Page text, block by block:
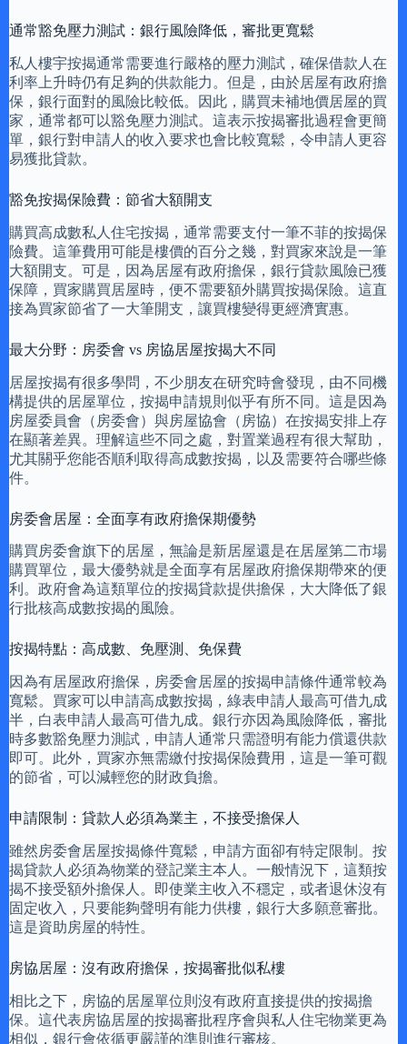
通常豁免壓力測試：銀行風險降低，審批更寬鬆
私人樓宇按揭通常需要進行嚴格的壓力測試，確保借款人在
利率上升時仍有足夠的供款能力。但是，由於居屋有政府擔
保，銀行面對的風險比較低。因此，購買未補地價居屋的買
家，通常都可以豁免壓力測試。這表示按揭審批過程會更簡
單，銀行對申請人的收入要求也會比較寬鬆，令申請人更容
易獲批貸款。
豁免按揭保險費：節省大額開支
購買高成數私人住宅按揭，通常需要支付一筆不菲的按揭保
險費。這筆費用可能是樓價的百分之幾，對買家來說是一筆
大額開支。可是，因為居屋有政府擔保，銀行貸款風險已獲
保障，買家購買居屋時，便不需要額外購買按揭保險。這直
接為買家節省了一大筆開支，讓買樓變得更經濟實惠。
最大分野：房委會 vs 房協居屋按揭大不同
居屋按揭有很多學問，不少朋友在研究時會發現，由不同機
構提供的居屋單位，按揭申請規則似乎有所不同。這是因為
房屋委員會（房委會）與房屋協會（房協）在按揭安排上存
在顯著差異。理解這些不同之處，對置業過程有很大幫助，
尤其關乎您能否順利取得高成數按揭，以及需要符合哪些條
件。
房委會居屋：全面享有政府擔保期優勢
購買房委會旗下的居屋，無論是新居屋還是在居屋第二市場
購買單位，最大優勢就是全面享有居屋政府擔保期帶來的便
利。政府會為這類單位的按揭貸款提供擔保，大大降低了銀
行批核高成數按揭的風險。
按揭特點：高成數、免壓測、免保費
因為有居屋政府擔保，房委會居屋的按揭申請條件通常較為
寬鬆。買家可以申請高成數按揭，綠表申請人最高可借九成
半，白表申請人最高可借九成。銀行亦因為風險降低，審批
時多數豁免壓力測試，申請人通常只需證明有能力償還供款
即可。此外，買家亦無需繳付按揭保險費用，這是一筆可觀
的節省，可以減輕您的財政負擔。
申請限制：貸款人必須為業主，不接受擔保人
雖然房委會居屋按揭條件寬鬆，申請方面卻有特定限制。按
揭貸款人必須為物業的登記業主本人。一般情況下，這類按
揭不接受額外擔保人。即使業主收入不穩定，或者退休沒有
固定收入，只要能夠聲明有能力供樓，銀行大多願意審批。
這是資助房屋的特性。
房協居屋：沒有政府擔保，按揭審批似私樓
相比之下，房協的居屋單位則沒有政府直接提供的按揭擔
保。這代表房協居屋的按揭審批程序會與私人住宅物業更為
相似，銀行會依循更嚴謹的準則進行審核。